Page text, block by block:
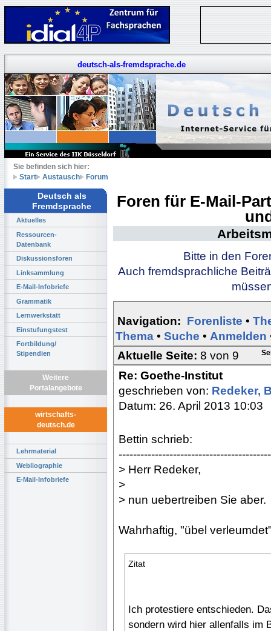
deutsch-als-fremdsprache.de
Sie befinden sich hier:
Start
Austausch Forum
Deutsch als
Fremdsprache
Aktuelles
Ressourcen-
Datenbank
Diskussionsforen
Linksammlung
E-Mail-Infobriefe
Grammatik
Lernwerkstatt
Einstufungstest
Fortbildung/
Stipendien
Weitere
Portalangebote
wirtschafts-
deutsch.de
Lehrmaterial
Webliographie
E-Mail-Infobriefe
Foren für E-Mail-
Bitte in den
Auch fremdsprachliche
Navigation: Forenliste •
Thema • Suche • Anmelden
Aktuelle Seite: 8 von 9
Re: Goethe-Institut
geschrieben von: Redeker,
Datum: 26. April 2013 10:03
Bettin schrieb:
> Herr Redeker,
>
> nun uebertreiben Sie aber.
Wahrhaftig, "übel
Zitat
Ich protestiere entschieden.
sondern wird hier allenfalls im